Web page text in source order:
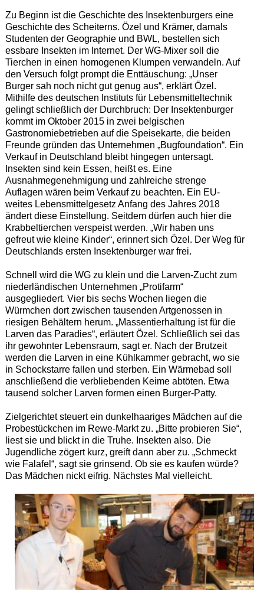
Zu Beginn ist die Geschichte des Insektenburgers eine
Geschichte des Scheiterns. Özel und Krämer, damals
Studenten der Geographie und BWL, bestellen sich
essbare Insekten im Internet. Der WG-Mixer soll die
Tierchen in einen homogenen Klumpen verwandeln. Auf
den Versuch folgt prompt die Enttäuschung: „Unser
Burger sah noch nicht gut genug aus“, erklärt Özel.
Mithilfe des deutschen Instituts für Lebensmitteltechnik
gelingt schließlich der Durchbruch: Der Insektenburger
kommt im Oktober 2015 in zwei belgischen
Gastronomiebetrieben auf die Speisekarte, die beiden
Freunde gründen das Unternehmen „Bugfoundation“. Ein
Verkauf in Deutschland bleibt hingegen untersagt.
Insekten sind kein Essen, heißt es. Eine
Ausnahmegenehmigung und zahlreiche strenge
Auflagen wären beim Verkauf zu beachten. Ein EU-
weites Lebensmittelgesetz Anfang des Jahres 2018
ändert diese Einstellung. Seitdem dürfen auch hier die
Krabbeltierchen verspeist werden. „Wir haben uns
gefreut wie kleine Kinder“, erinnert sich Özel. Der Weg für
Deutschlands ersten Insektenburger war frei.
Schnell wird die WG zu klein und die Larven-Zucht zum
niederländischen Unternehmen „Protifarm“
ausgegliedert. Vier bis sechs Wochen liegen die
Würmchen dort zwischen tausenden Artgenossen in
riesigen Behältern herum. „Massentierhaltung ist für die
Larven das Paradies“, erläutert Özel. Schließlich sei das
ihr gewohnter Lebensraum, sagt er. Nach der Brutzeit
werden die Larven in eine Kühlkammer gebracht, wo sie
in Schockstarre fallen und sterben. Ein Wärmebad soll
anschließend die verbliebenden Keime abtöten. Etwa
tausend solcher Larven formen einen Burger-Patty.
Zielgerichtet steuert ein dunkelhaariges Mädchen auf die
Probestückchen im Rewe-Markt zu. „Bitte probieren Sie“,
liest sie und blickt in die Truhe. Insekten also. Die
Jugendliche zögert kurz, greift dann aber zu. „Schmeckt
wie Falafel“, sagt sie grinsend. Ob sie es kaufen würde?
Das Mädchen nickt eifrig. Nächstes Mal vielleicht.